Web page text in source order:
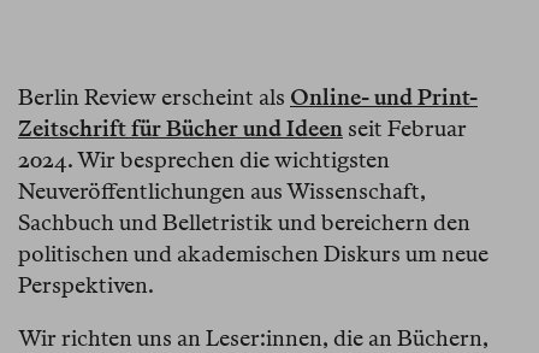
Berlin Review erscheint als Online- und Print-
Zeitschrift für Bücher und Ideen seit Februar
2024. Wir besprechen die wichtigsten
Neuveröffentlichungen aus Wissenschaft,
Sachbuch und Belletristik und bereichern den
politischen und akademischen Diskurs um neue
Perspektiven.
Wir richten uns an Leser:innen, die an Büchern,